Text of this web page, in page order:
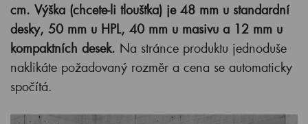
cm. Výška (chcete-li tloušťka) je 48 mm u standardní
desky, 50 mm u HPL, 40 mm u masivu a 12 mm u
kompaktních desek. Na stránce produktu jednoduše
naklikáte požadovaný rozměr a cena se automaticky
spočítá.